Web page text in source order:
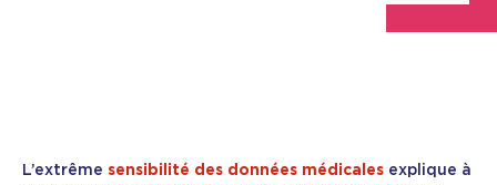
L’extrême sensibilité des données médicales explique à